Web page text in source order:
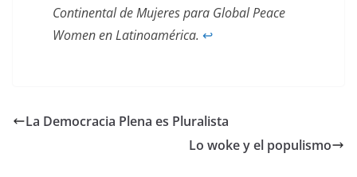
Continental de Mujeres para Global Peace
Women en Latinoamérica. ↩︎
La Democracia Plena es Pluralista
Lo woke y el populismo